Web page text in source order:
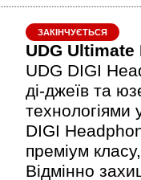
ЗАКІНЧУЄТЬСЯ
UDG
UDG DIGI
ді-джеїв та
технологіями
DIGI
преміум
Відмінно